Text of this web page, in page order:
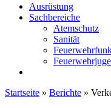
Ausrüstung
Sachbereiche
Atemschutz
Sanität
Startseite » Berichte »